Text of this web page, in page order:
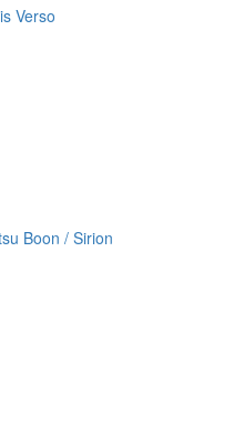
Verso
Boon / Sirion